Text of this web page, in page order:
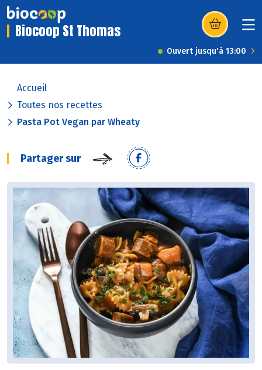
Biocoop St Thomas (s’ouvre dans
Ouvert jusqu'à 13:00
Accueil
Toutes nos recettes
Pasta Pot Vegan par Wheaty
Partager sur